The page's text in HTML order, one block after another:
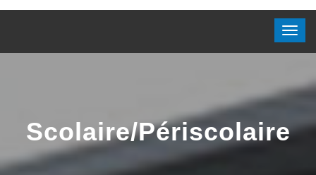
Scolaire/Périscolaire